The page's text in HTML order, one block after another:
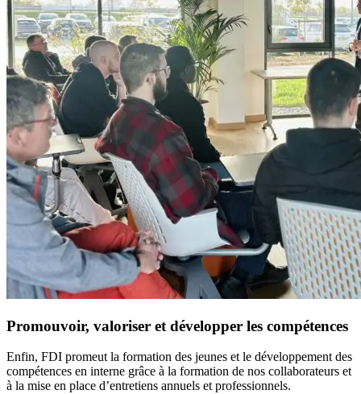
Promouvoir, valoriser et développer les compétences
Enfin, FDI promeut la formation des jeunes et le développement des
compétences en interne grâce à la formation de nos collaborateurs et
à la mise en place d’entretiens annuels et professionnels.